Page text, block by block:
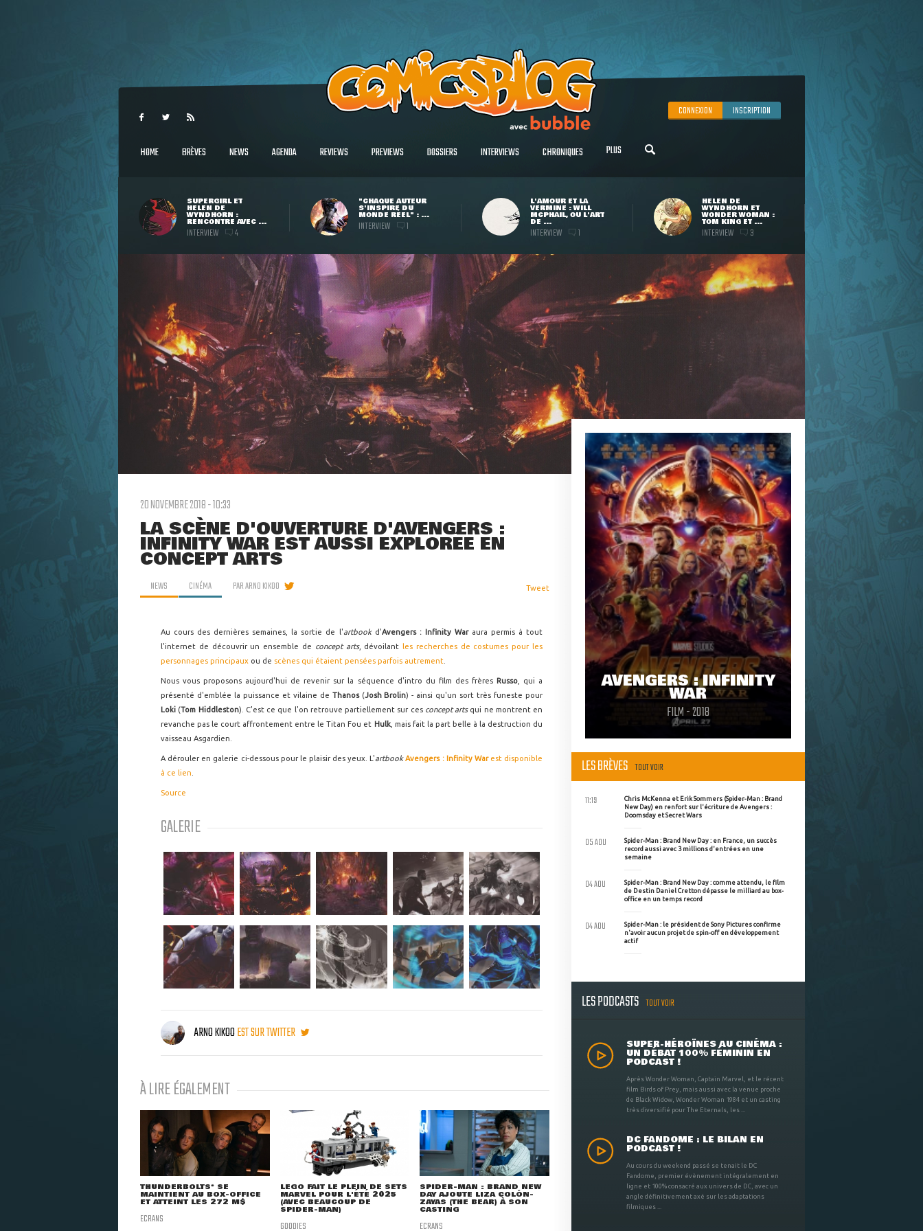
CONNEXION INSCRIPTION
HOME BRÈVES NEWS AGENDA REVIEWS PREVIEWS DOSSIERS INTERVIEWS CHRONIQUES PLUS
SUPERGIRL ET
HELEN DE
WYNDHORN :
RENCONTRE AVEC ...
INTERVIEW 4
"CHAQUE AUTEUR
S'INSPIRE DU
MONDE RÉEL" : ...
INTERVIEW 1
L'AMOUR ET LA
VERMINE : WILL
MCPHAIL, OU L'ART
DE ...
INTERVIEW 1
HELEN DE
WYNDHORN ET
WONDER WOMAN :
TOM KING ET ...
INTERVIEW 3
20 NOVEMBRE 2018 - 10:33
LA SCÈNE D'OUVERTURE D'AVENGERS :
INFINITY WAR EST AUSSI EXPLORÉE EN
CONCEPT ARTS
NEWS CINÉMA PARARNO KIKOO Tweet
Au cours des dernières semaines, la sortie de l'artbookd'Avengers : Infinity War aura permis à tout
l'internet de découvrir un ensemble de concept arts, dévoilant les recherches de costumes pour les
personnages principaux ou de scènes qui étaient pensées parfois autrement
Nous vous proposons aujourd'hui de revenir sur la séquence d'intro du film des frères Russo, qui a
présenté d'emblée la puissance et vilaine de Thanos (Josh Brolin) - ainsi qu'un sort très funeste pour
Loki (Tom Hiddleston). C'est ce que l'on retrouve partiellement sur ces concept artsqui ne montrent en
revanche pas le court affrontement entre le Titan Fou et Hulk, mais fait la part belle à la destruction du
vaisseau Asgardien.
A dérouler en galerie ci-dessous pour le plaisir des yeux. L'artbook Avengers : Infinity War est disponible
à ce lien
Source
GALERIE
ARNO KIKOOEST SUR TWITTER
À LIRE ÉGALEMENT
THUNDERBOLTS* SE
MAINTIENT AU BOX-OFFICE
ET ATTEINT LES 272 M$
ECRANS
LEGO FAIT LE PLEIN DE SETS
MARVEL POUR L'ÉTÉ 2025
(AVEC BEAUCOUP DE
SPIDER-MAN)
GOODIES
SPIDER-MAN : BRAND NEW
DAY AJOUTE LIZA COLÓN-
ZAYAS (THE BEAR) À SON
CASTING
ECRANS
AVENGERS : INFINITY
WAR
FILM - 2018
LES BRÈVES TOUT VOIR
Chris McKenna et Erik Sommers (Spider-Man : Brand
New Day) en renfort sur l'écriture de Avengers :
Doomsday et Secret Wars
11:19
Spider-Man : Brand New Day : en France, un succès
record aussi avec 3 millions d'entrées en une
semaine
05 AOU
Spider-Man : Brand New Day : comme attendu, le film
de Destin Daniel Cretton dépasse le milliard au box-
office en un temps record
04 AOU
Spider-Man : le président de Sony Pictures confirme
n'avoir aucun projet de spin-off en développement
actif
04 AOU
LES PODCASTS TOUT VOIR
SUPER-HÉROÏNES AU CINÉMA :
UN DÉBAT 100% FÉMININ EN
PODCAST !
Après Wonder Woman, Captain Marvel, et le récent
film Birds of Prey, mais aussi avec la venue proche
de Black Widow, Wonder Woman 1984 et un casting
très diversifié pour The Eternals, les ...
DC FANDOME : LE BILAN EN
PODCAST !
Au cours du weekend passé se tenait le DC
Fandome, premier évènement intégralement en
ligne et 100% consacré aux univers de DC, avec un
angle définitivement axé sur les adaptations
filmiques ...